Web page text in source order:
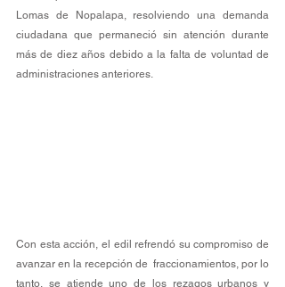
Lomas de Nopalapa, resolviendo una demanda
ciudadana que permaneció sin atención durante
más de diez años debido a la falta de voluntad de
administraciones anteriores.
Con esta acción, el edil refrendó su compromiso de
avanzar en la recepción de  fraccionamientos, por lo
tanto, se atiende uno de los rezagos urbanos y